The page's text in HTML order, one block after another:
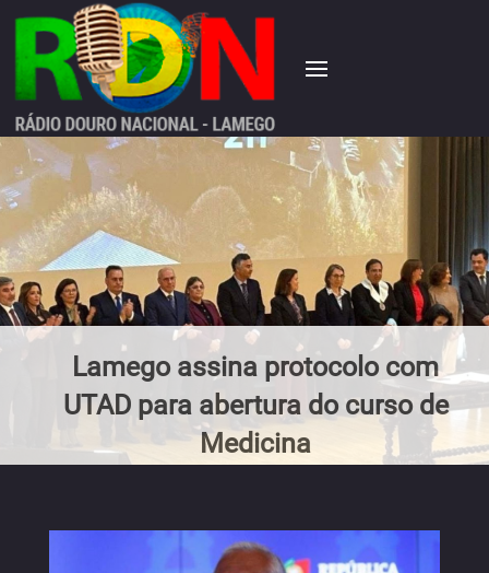
Lamego assina protocolo com
UTAD para abertura do curso de
Medicina